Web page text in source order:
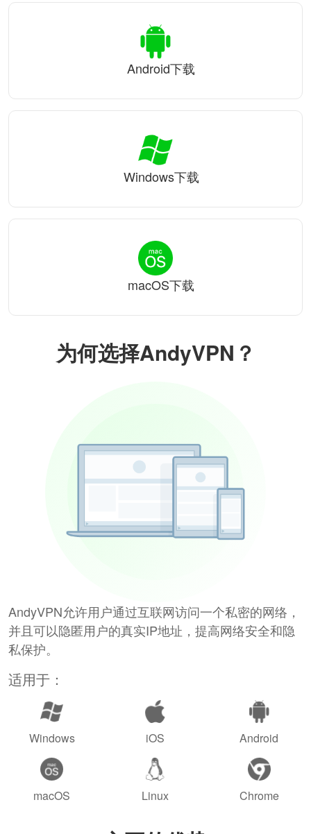
为何选择AndyVPN？
AndyVPN允许用户通过互联网访问一个私密的网络，
并且可以隐匿用户的真实IP地址，提高网络安全和隐
私保护。
适用于：
Windows iOS Android
macOS Linux Chrome
Android下载
Windows下载
macOS下载